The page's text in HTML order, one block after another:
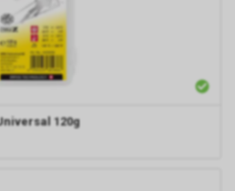
120g